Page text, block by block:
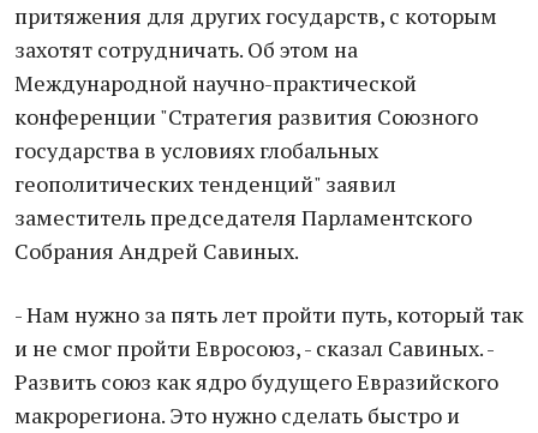
притяжения для других государств, с которым
захотят сотрудничать. Об этом на
Международной научно-практической
конференции "Стратегия развития Союзного
государства в условиях глобальных
геополитических тенденций" заявил
заместитель председателя Парламентского
Собрания Андрей Савиных.
- Нам нужно за пять лет пройти путь, который так
и не смог пройти Евросоюз, - сказал Савиных. -
Развить союз как ядро будущего Евразийского
макрорегиона. Это нужно сделать быстро и